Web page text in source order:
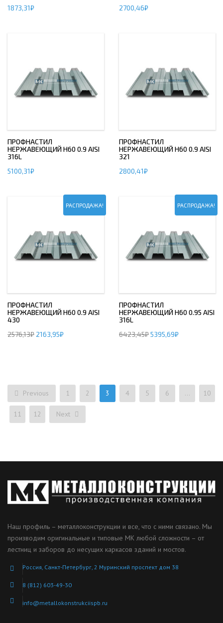
1873,31₽ 2700,46₽
ПРОФНАСТИЛ
НЕРЖАВЕЮЩИЙ Н60 0.9 AISI
316L
5100,31₽
ПРОФНАСТИЛ
НЕРЖАВЕЮЩИЙ Н60 0.9 AISI
321
2800,41₽
РАСПРОДАЖА!
ПРОФНАСТИЛ
НЕРЖАВЕЮЩИЙ Н60 0.9 AISI
430
2576,13₽ 2163,95₽
РАСПРОДАЖА!
ПРОФНАСТИЛ
НЕРЖАВЕЮЩИЙ Н60 0.95 AISI
316L
6423,45₽5395,69₽
Previous 1 2 3 4 5 6 … 10
11 12 Next
Наш профиль – металлоконструкции и все, что с ними связано. Мы
производим оригинальные и типовые МК любой сложности – от
лестниц и заборов до несущих каркасов зданий и мостов.
Россия, Санкт-Петербург, 2 Муринский проспект дом 38
8 (812) 603-49-30
info@metallokonstrukciispb.ru